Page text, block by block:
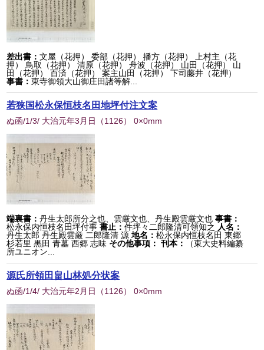
差出書：文屋（花押） 委部（花押） 播方（花押） 上村主（花
押） 鳥取（花押） 清原（花押） 舟波（花押） 山田（花押） 山
田（花押） 百済（花押） 案主山田（花押） 下司藤井（花押）
事書：東寺御領大山御庄田諸等解...
若狭国松永保恒枝名田地坪付注文案
ぬ函/1/3/ 大治元年3月日 （1126） 0×0mm
端裏書：丹生太郎所分之也、雲厳文也、丹生殿雲厳文也 事書：
松永保内恒枝名田坪付事 書止：件坪々二郎隆清可領知之 人名：
丹生太郎 丹生殿雲厳 二郎隆清 源 地名：松永保内恒枝名田 東郷
杉若里 黒田 青墓 西郷 志味 その他事項： 刊本：
（東大史料編纂
所ユニオン...
源氏所領田畠山林処分状案
ぬ函/1/4/ 大治元年2月日 （1126） 0×0mm